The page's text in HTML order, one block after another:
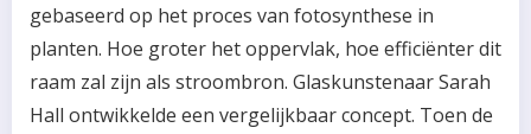
gebaseerd op het proces van fotosynthese in
planten. Hoe groter het oppervlak, hoe efficiënter dit
raam zal zijn als stroombron. Glaskunstenaar Sarah
Hall ontwikkelde een vergelijkbaar concept. Toen de